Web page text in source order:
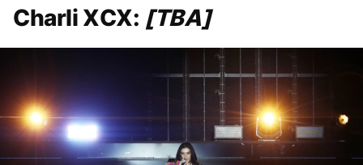
Charli XCX: [TBA]